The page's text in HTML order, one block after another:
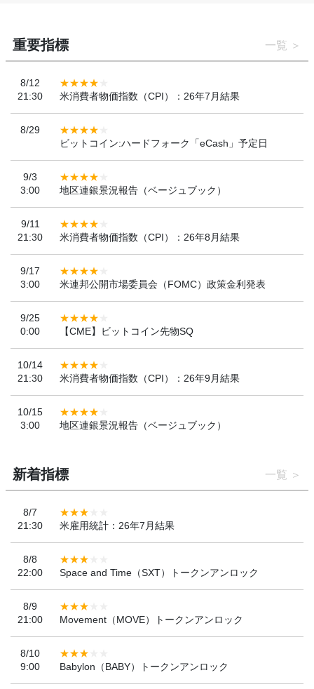
重要指標 一覧
8/12
21:30
米消費者物価指数（CPI）：26年7月結果
8/29
ビットコイン:ハードフォーク「eCash」予定日
9/3
3:00
地区連銀景況報告（ベージュブック）
9/11
21:30
米消費者物価指数（CPI）：26年8月結果
9/17
3:00
米連邦公開市場委員会（FOMC）政策金利発表
9/25
0:00
【CME】ビットコイン先物SQ
10/14
21:30
米消費者物価指数（CPI）：26年9月結果
10/15
3:00
地区連銀景況報告（ベージュブック）
新着指標 一覧
8/7
21:30
米雇用統計：26年7月結果
8/8
22:00
Space and Time（SXT）トークンアンロック
8/9
21:00
Movement（MOVE）トークンアンロック
8/10
9:00
Babylon（BABY）トークンアンロック